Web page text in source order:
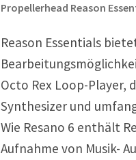
Propellerhead Reason
Reason Essentials
Octo Rex Loop-Player,
Synthesizer und
Wie Resano 6 enthält
Aufnahme von Musik-